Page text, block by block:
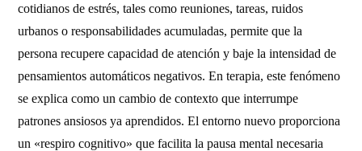
cotidianos de estrés, tales como reuniones, tareas, ruidos
urbanos o responsabilidades acumuladas, permite que la
persona recupere capacidad de atención y baje la intensidad de
pensamientos automáticos negativos. En terapia, este fenómeno
se explica como un cambio de contexto que interrumpe
patrones ansiosos ya aprendidos. El entorno nuevo proporciona
un «respiro cognitivo» que facilita la pausa mental necesaria